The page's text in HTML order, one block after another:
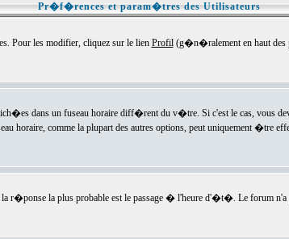
Pr�f�rences et param�tres des Utilisateurs
Pour les modifier, cliquez sur le lien Profil(g�n�ralement en haut des
dans un fuseau horaire diff�rent du v�tre. Si c'est le cas, vous
horaire, comme la plupart des autres options, peut uniquement
r�ponse la plus probable est le passage � l'heure d'�t�. Le forum